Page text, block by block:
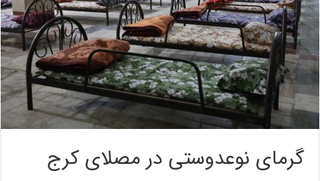
گرمای نوعدوستی در مصلای کرج